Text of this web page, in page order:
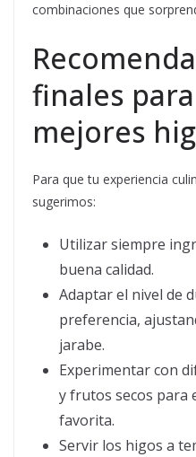
combinaciones que
finales
mejores
Para que tu experiencia
sugerimos:
Utilizar siempre
buena calidad.
Adaptar el nivel de
preferencia,
jarabe.
Experimentar con
y frutos secos para
favorita.
Servir los higos a